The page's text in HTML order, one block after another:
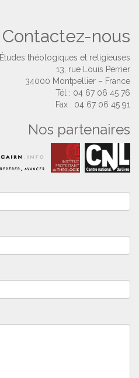
Contactez-nous
Études théologiques et religieuses
13, rue Louis Perrier
34000 Montpellier – France
Tél : 04 67 06 45 76
Fax : 04 67 06 45 91
Nos partenaires